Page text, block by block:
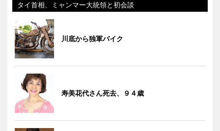
タイ首相、ミャンマー大統領と初会談
川底から独軍バイク
寿美花代さん死去、９４歳